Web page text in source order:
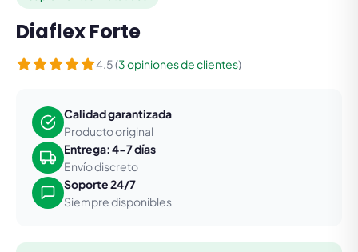
Diaflex Forte
4.5 (3 opiniones de clientes)
Calidad garantizada
Producto original
Entrega: 4-7 días
Envío discreto
Soporte 24/7
Siempre disponibles